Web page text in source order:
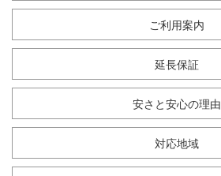
ご利用案内
延長保証
安さと安心の理由
対応地域